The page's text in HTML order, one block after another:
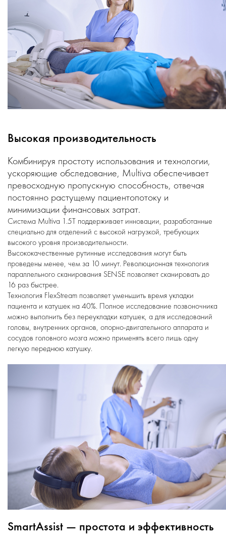
Высокая производительность
Комбинируя простоту использования и технологии,
ускоряющие обследование, Multiva обеспечивает
превосходную пропускную способность, отвечая
постоянно растущему пациентопотоку и
минимизации финансовых затрат.
Система Multiva 1.5T поддерживает инновации, разработанные
специально для отделений с высокой нагрузкой, требующих
высокого уровня производительности.
Высококачественные рутинные исследования могут быть
проведены менее, чем за 10 минут. Революционная технология
параллельного сканирования SENSE позволяет сканировать до
16 раз быстрее.
Технология FlexStream позволяет уменьшить время укладки
пациента и катушек на 40%. Полное исследование позвоночника
можно выполнить без переукладки катушек, а для исследований
головы, внутренних органов, опорно-двигательного аппарата и
сосудов головного мозга можно применять всего лишь одну
легкую переднюю катушку.
SmartAssist — простота и эффективность